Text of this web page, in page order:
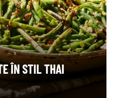
ÎN STIL THAI